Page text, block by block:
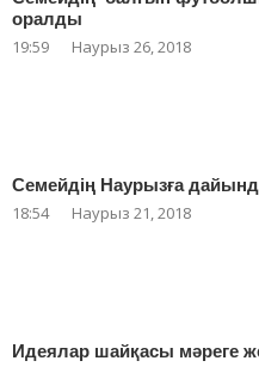
оралды
19:59 Наурыз 26, 2018
Семейдің Наурызға
18:54 Наурыз 21, 2018
Идеялар шайқасы мәреге